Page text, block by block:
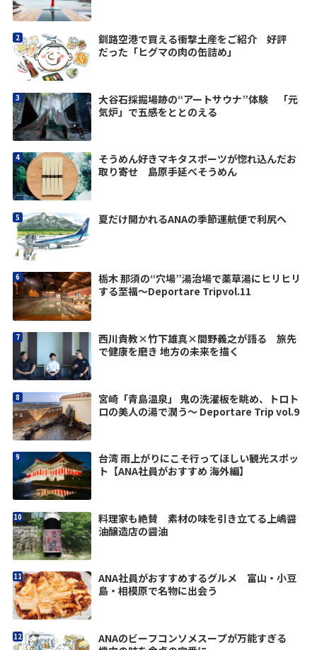
釧路空港で買える衝撃土産をご紹介 好評
だった「ヒグマの肉の缶詰め」
大谷石採掘場跡の“アートサウナ”体験 「元
気炉」で五感をととのえる
そうめん好きマキタスポーツが惚れ込んだお
取り寄せ 島原手延べそうめん
夏だけ開かれるANAの季節運航便で利尻へ
栃木 那須の“穴場”湯治場で薬草湯にヒリヒリ
する至福〜Deportare Tripvol.11
西川貴教×竹下雄真×間野義之が語る 旅先
で健康を磨き 地方の未来を描く
宮崎「青島温泉」 鬼の洗濯板を眺め、トロト
ロの美人の湯で潤う〜 Deportare Trip vol.9
台湾 雨上がりにこそ行ってほしい観光スポッ
ト【ANA社員がおすすめ 海外編】
料理家も絶賛 素材の味を引き立てる上嶋醤
油醸造店の醤油
ANA社員がおすすめするグルメ 富山・小豆
島・相模原で名物に出会う
ANAのビーフコンソメスープが万能すぎる